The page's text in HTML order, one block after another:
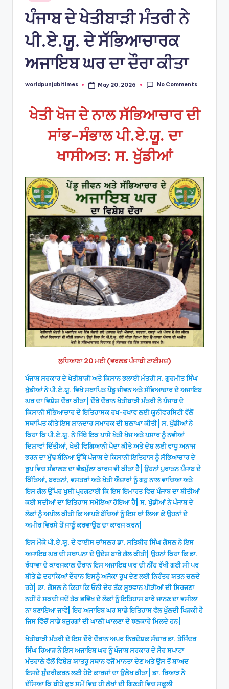
in
ਪੰਜਾਬ ਦੇ ਖੇਤੀਬਾੜੀ ਮੰਤਰੀ ਨੇ
ਪੀ.ਏ.ਯੂ. ਦੇ ਸੱਭਿਆਚਾਰਕ
ਅਜਾਇਬ ਘਰ ਦਾ ਦੌਰਾ ਕੀਤਾ
Posted
worldpunjabitimes May 20, 2026 No Comments
ਖੇਤੀ ਖੋਜ ਦੇ ਨਾਲ ਸੱਭਿਆਚਾਰ ਦੀ
ਸਾਂਭ-ਸੰਭਾਲ ਪੀ.ਏ.ਯੂ. ਦਾ
ਖਾਸੀਅਤ: ਸ. ਖੁੱਡੀਆਂ
ਲੁਧਿਆਣਾ 20 ਮਈ (ਵਰਲਡ ਪੰਜਾਬੀ ਟਾਈਮਜ਼)
ਪੰਜਾਬ ਸਰਕਾਰ ਦੇ ਖੇਤੀਬਾੜੀ ਅਤੇ ਕਿਸਾਨ ਭਲਾਈ ਮੰਤਰੀ ਸ. ਗੁਰਮੀਤ ਸਿੰਘ
ਖੁੱਡੀਆਂ ਨੇ ਪੀ.ਏ.ਯੂ. ਵਿਖੇ ਸਥਾਪਿਤ ਪੇਂਡੂ ਜੀਵਨ ਅਤੇ ਸੱਭਿਆਚਾਰ ਦੇ ਅਜਾਇਬ
ਘਰ ਦਾ ਵਿਸ਼ੇਸ਼ ਦੌਰਾ ਕੀਤਾ| ਦੌਰੇ ਦੌਰਾਨ ਖੇਤੀਬਾੜੀ ਮੰਤਰੀ ਨੇ ਪੰਜਾਬ ਦੇ
ਕਿਸਾਨੀ ਸੱਭਿਆਚਾਰ ਦੇ ਇਤਿਹਾਸਕ ਰਖ-ਰਖਾਵ ਲਈ ਯੂਨੀਵਰਸਿਟੀ ਵੱਲੋਂ
ਸਥਾਪਿਤ ਕੀਤੇ ਇਸ ਸ਼ਾਨਦਾਰ ਸਮਾਰਕ ਦੀ ਸ਼ਲਾਘਾ ਕੀਤੀ| ਸ. ਖੁੱਡੀਆਂ ਨੇ
ਕਿਹਾ ਕਿ ਪੀ.ਏ.ਯੂ. ਨੇ ਜਿੱਥੇ ਇਕ ਪਾਸੇ ਖੇਤੀ ਖੋਜ ਅਤੇ ਪਸਾਰ ਨੂੰ ਨਵੀਆਂ
ਦਿਸ਼ਾਵਾਂ ਦਿੱਤੀਆਂ, ਖੇਤੀ ਵਿਗਿਆਨੀ ਪੈਦਾ ਕੀਤੇ ਅਤੇ ਦੇਸ਼ ਲਈ ਵਾਧੂ ਅਨਾਜ
ਭਰਨ ਦਾ ਮੁੱਢ ਬੰਨਿਆ ਉੱਥੇ ਪੰਜਾਬ ਦੇ ਕਿਸਾਨੀ ਇਤਿਹਾਸ ਨੂੰ ਸੱਭਿਆਚਾਰ ਦੇ
ਰੂਪ ਵਿਚ ਸੰਭਾਲਣ ਦਾ ਵੱਡਮੁੱਲਾ ਕਾਰਜ ਵੀ ਕੀਤਾ ਹੈ| ਉਹਨਾਂ ਪੁਰਾਤਨ ਪੰਜਾਬ ਦੇ
ਕਿੱਤਿਆਂ, ਬਰਤਨਾਂ, ਵਸਤਰਾਂ ਅਤੇ ਖੇਤੀ ਔਜ਼ਾਰਾਂ ਨੂੰ ਗਹੁ ਨਾਲ ਵਾਚਿਆ ਅਤੇ
ਇਸ ਗੱਲ ਉੱਪਰ ਖੁਸ਼ੀ ਪ੍ਰਗਟਾਈ ਕਿ ਇਸ ਇਮਾਰਤ ਵਿਚ ਪੰਜਾਬ ਦਾ ਬੀਤੀਆਂ
ਕਈ ਸਦੀਆਂ ਦਾ ਇਤਿਹਾਸ ਸਮੋਇਆ ਹੋਇਆ ਹੈ| ਸ. ਖੁੱਡੀਆਂ ਨੇ ਪੰਜਾਬ ਦੇ
ਲੋਕਾਂ ਨੂੰ ਅਪੀਲ ਕੀਤੀ ਕਿ ਆਪਣੇ ਬੱਚਿਆਂ ਨੂੰ ਇਸ ਥਾਂ ਲਿਆ ਕੇ ਉਹਨਾਂ ਦੇ
ਅਮੀਰ ਵਿਰਸੇ ਤੋਂ ਜਾਣੂੰ ਕਰਵਾਉਣ ਦਾ ਕਾਰਜ ਕਰਨ|
ਇਸ ਮੌਕੇ ਪੀ.ਏ.ਯੂ. ਦੇ ਵਾਈਸ ਚਾਂਸਲਰ ਡਾ. ਸਤਿਬੀਰ ਸਿੰਘ ਗੋਸਲ ਨੇ ਇਸ
ਅਜਾਇਬ ਘਰ ਦੀ ਸਥਾਪਨਾ ਦੇ ਉਦੇਸ਼ ਬਾਰੇ ਗੱਲ ਕੀਤੀ| ਉਹਨਾਂ ਕਿਹਾ ਕਿ ਡਾ.
ਰੰਧਾਵਾ ਦੇ ਕਾਰਜਕਾਲ ਦੌਰਾਨ ਇਸ ਅਜਾਇਬ ਘਰ ਦੀ ਨੀਂਹ ਰੱਖੀ ਗਈ ਸੀ ਪਰ
ਬੀਤੇ ਛੇ ਦਹਾਕਿਆਂ ਦੌਰਾਨ ਇਸਨੂੰ ਅਜੋਕਾ ਰੂਪ ਦੇਣ ਲਈ ਨਿਰੰਤਰ ਯਤਨ ਚਲਦੇ
ਰਹੇ| ਡਾ. ਗੋਸਲ ਨੇ ਕਿਹਾ ਕਿ ਓਨੀ ਦੇਰ ਤੱਕ ਸੂਝਵਾਨ ਪੀੜੀਆਂ ਦੀ ਸਿਰਜਣਾ
ਨਹੀਂ ਹੋ ਸਕਦੀ ਜਦੋਂ ਤੱਕ ਭਵਿੱਖ ਦੇ ਲੋਕਾਂ ਨੂੰ ਇਤਿਹਾਸ ਬਾਰੇ ਜਾਨਣ ਦਾ ਵਸੀਲਾ
ਨਾ ਬਣਾਇਆ ਜਾਵੇ| ਇਹ ਅਜਾਇਬ ਘਰ ਸਾਡੇ ਇਤਿਹਾਸ ਵੱਲ ਖੁੱਲਦੀ ਖਿੜਕੀ ਹੈ
ਜਿਸ ਵਿੱਚੋਂ ਸਾਡੇ ਬਜ਼ੁਰਗਾਂ ਦੀ ਘਾਲੀ ਘਾਲਣਾ ਦੇ ਝਲਕਾਰੇ ਮਿਲਦੇ ਹਨ|
ਖੇਤੀਬਾੜੀ ਮੰਤਰੀ ਦੇ ਇਸ ਦੌਰੇ ਦੌਰਾਨ ਅਪਰ ਨਿਰਦੇਸ਼ਕ ਸੰਚਾਰ ਡਾ. ਤੇਜਿੰਦਰ
ਸਿੰਘ ਰਿਆੜ ਨੇ ਇਸ ਅਜਾਇਬ ਘਰ ਨੂੰ ਪੰਜਾਬ ਸਰਕਾਰ ਦੇ ਸੈਰ ਸਪਾਟਾ
ਮੰਤਰਾਲੇ ਵੱਲੋਂ ਵਿਸ਼ੇਸ਼ ਯਾਤਰੂ ਸਥਾਨ ਵਜੋਂ ਮਾਨਤਾ ਦੇਣ ਅਤੇ ਉਸ ਤੋਂ ਬਾਅਦ
ਇਸਦੇ ਸੁੰਦਰੀਕਰਨ ਲਈ ਹੋਏ ਕਾਰਜਾਂ ਦਾ ਉਲੇਖ ਕੀਤਾ| ਡਾ. ਰਿਆੜ ਨੇ
ਦੱਸਿਆ ਕਿ ਬੀਤੇ ਕੁਝ ਸਮੇਂ ਵਿਚ ਹੀ ਲੱਖਾਂ ਦੀ ਗਿਣਤੀ ਵਿਚ ਸਕੂਲੀ